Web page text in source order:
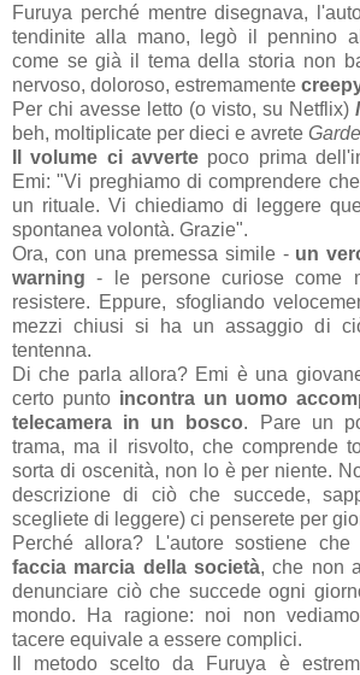
Furuya perché mentre disegnava,
tendinite alla mano, legò il pennino
come se già il tema della storia non
nervoso, doloroso, estremamente
Per chi avesse letto (o visto, su Netflix)
beh, moltiplicate per dieci e avrete
Il volume ci avverte poco prima
Emi: "Vi preghiamo di comprendere
un rituale. Vi chiediamo di leggere
spontanea volontà. Grazie".
Ora, con una premessa simile - un
warning - le persone curiose come
resistere. Eppure, sfogliando
mezzi chiusi si ha un assaggio di
tentenna.
Di che parla allora? Emi è una
certo punto incontra un uomo
telecamera in un bosco. Pare un
trama, ma il risvolto, che comprende
sorta di oscenità, non lo è per niente.
descrizione di ciò che succede,
scegliete di leggere) ci penserete per
Perché allora? L'autore sostiene che
faccia marcia della società, che non
denunciare ciò che succede ogni
mondo. Ha ragione: noi non
tacere equivale a essere complici.
Il metodo scelto da Furuya è